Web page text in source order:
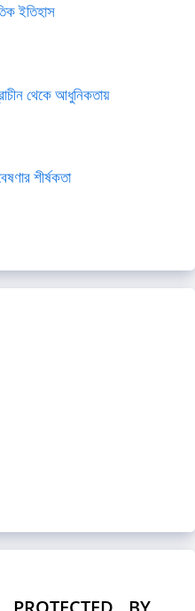
ইতিহাস
থেকে আধুনিকতায়
শীর্ষকতা